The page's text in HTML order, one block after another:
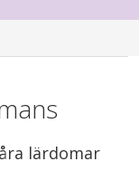
lärdomar